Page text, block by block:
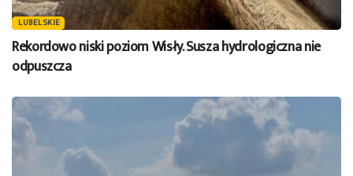
LUBELSKIE
Rekordowo niski poziom Wisły. Susza hydrologiczna nie
odpuszcza